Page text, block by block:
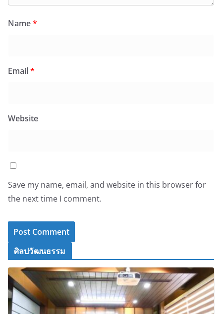
Name*
Email*
Website
Save my name, email, and website in this browser for
the next time I comment.
ศิลปวัฒนธรรม